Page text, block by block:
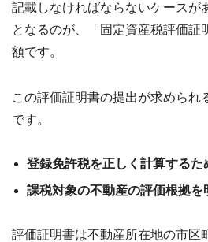
記載しなければならないケースが
となるのが、「固定資産税評価証
額です。
この評価証明書の提出が求められ
です。
登録免許税を正しく計算するた
課税対象の不動産の評価根拠を
評価証明書は不動産所在地の市区